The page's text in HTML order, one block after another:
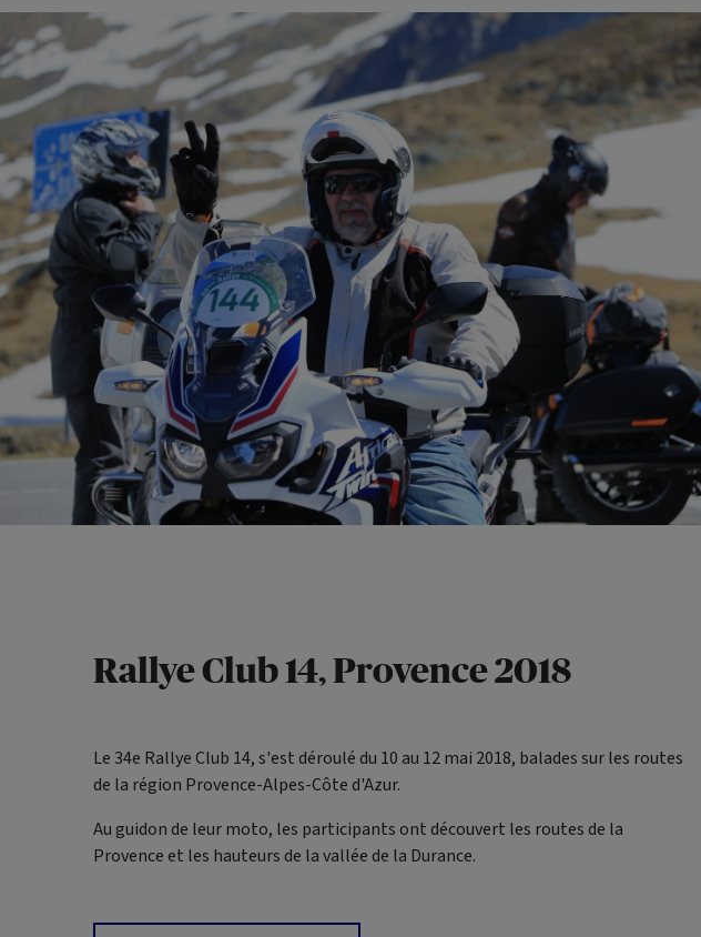
Rallye Club 14, Provence 2018
Le 34e Rallye Club 14, s'est déroulé du 10 au 12 mai 2018, balades sur les routes
de la région Provence-Alpes-Côte d'Azur.
Au guidon de leur moto, les participants ont découvert les routes de la
Provence et les hauteurs de la vallée de la Durance.